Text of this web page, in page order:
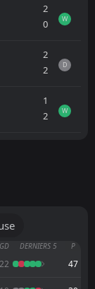
2
0
W
2
2
D
1
2
W
GD DERNIERS 5 P
22 47